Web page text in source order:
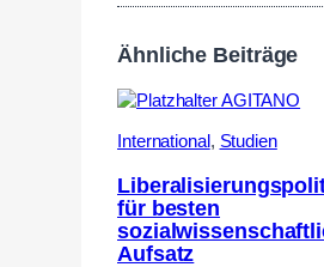
Ähnliche Beiträge
International, Studien
für besten
Aufsatz